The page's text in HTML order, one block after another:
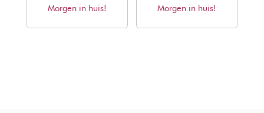
was:
is:
Morgen in huis!
was:
is:
Morgen in huis!